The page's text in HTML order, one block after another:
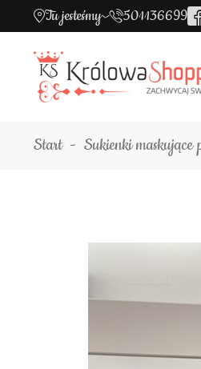
Tu jesteśmy 501136699
Start Sukienki maskujące